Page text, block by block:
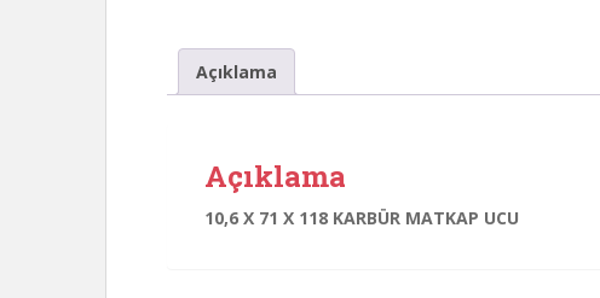
Açıklama
Açıklama
10,6 X 71 X 118 KARBÜR MATKAP UCU